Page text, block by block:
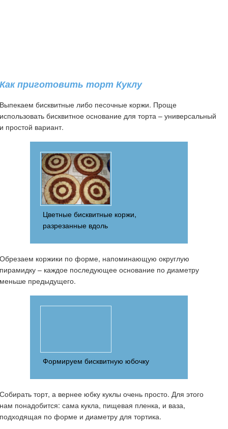
Как приготовить торт Куклу
Выпекаем бисквитные либо песочные коржи. Проще
использовать бисквитное основание для торта – универсальный
и простой вариант.
Цветные бисквитные коржи,
разрезанные вдоль
Обрезаем коржики по форме, напоминающую округлую
пирамидку – каждое последующее основание по диаметру
меньше предыдущего.
Формируем бисквитную юбочку
Собирать торт, а вернее юбку куклы очень просто. Для этого
нам понадобится: сама кукла, пищевая пленка, и ваза,
подходящая по форме и диаметру для тортика.